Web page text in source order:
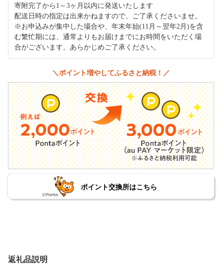
寄附完了から1～3ヶ月以内に発送いたします
配送日時の指定は出来かねますので、ご了承くださいませ。
※お申込みが集中した場合や、年末年始(11月～翌年2月)を含
む繁忙期には、通常よりもお届けまでにお時間をいただく場
合がございます。あらかじめご了承ください。
＼ポイント増やしてふるさと納税！／
ポイント交換所はこちら
返礼品説明